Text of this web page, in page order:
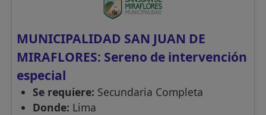
MUNICIPALIDAD SAN JUAN DE
MIRAFLORES: Sereno de intervención
especial
Se requiere: Secundaria Completa
Donde: Lima